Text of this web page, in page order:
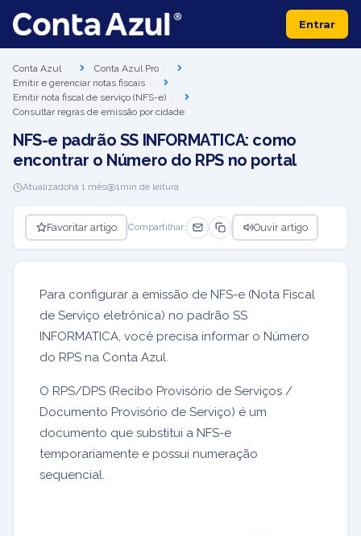
Entrar
Conta Azul
Conta Azul Pro
Emitir e gerenciar notas fiscais
Emitir nota fiscal de serviço (NFS-e)
Consultar regras de emissão por cidade
NFS-e padrão SS INFORMATICA: como
encontrar o Número do RPS no portal
Atualizadohá 1 mês 1min de leitura
Favoritar artigo Compartilhar: Ouvir artigo
Para configurar a emissão de NFS-e (Nota Fiscal
de Serviço eletrônica) no padrão SS
INFORMATICA, você precisa informar o Número
do RPS na Conta Azul.
O RPS/DPS (Recibo Provisório de Serviços /
Documento Provisório de Serviço) é um
documento que substitui a NFS-e
temporariamente e possui numeração
sequencial.